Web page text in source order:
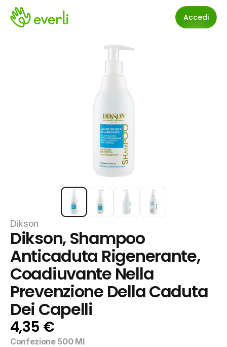
Accedi
Dikson
Dikson, Shampoo
Anticaduta Rigenerante,
Coadiuvante Nella
Prevenzione Della Caduta
Dei Capelli
4,35 €
Confezione 500 Ml